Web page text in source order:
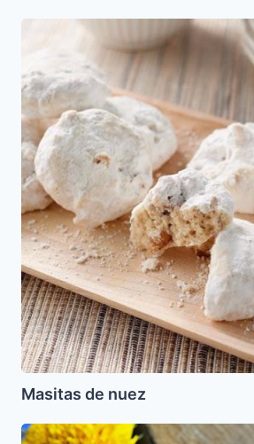
nuez
Masitas de nuez
Hamburguesas